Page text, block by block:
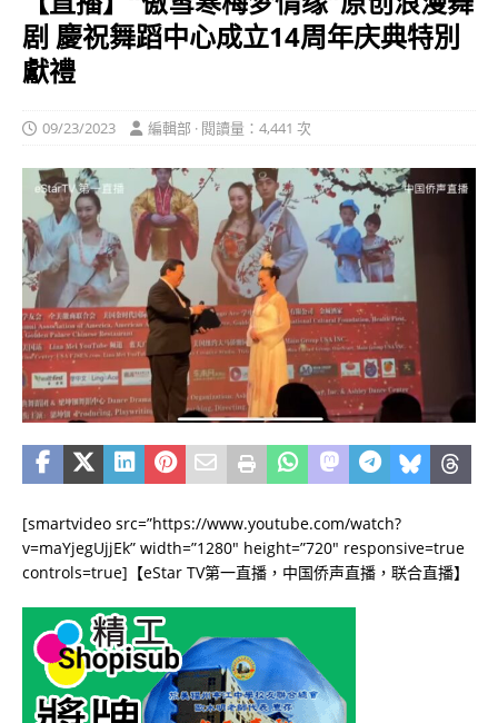
剧 慶祝舞蹈中心成立14周年庆典特別
獻禮
09/23/2023 編輯部 · 閱讀量：4,441 次
[smartvideo src=”https://www.youtube.com/watch?
v=maYjegUjjEk” width=”1280″ height=”720″ responsive=true
controls=true]【eStar TV第一直播，中国侨声直播，联合直播】